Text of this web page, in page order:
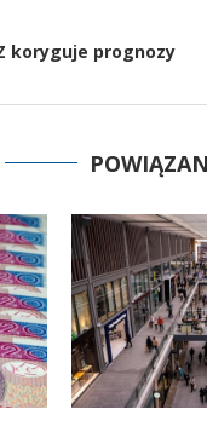
koryguje prognozy